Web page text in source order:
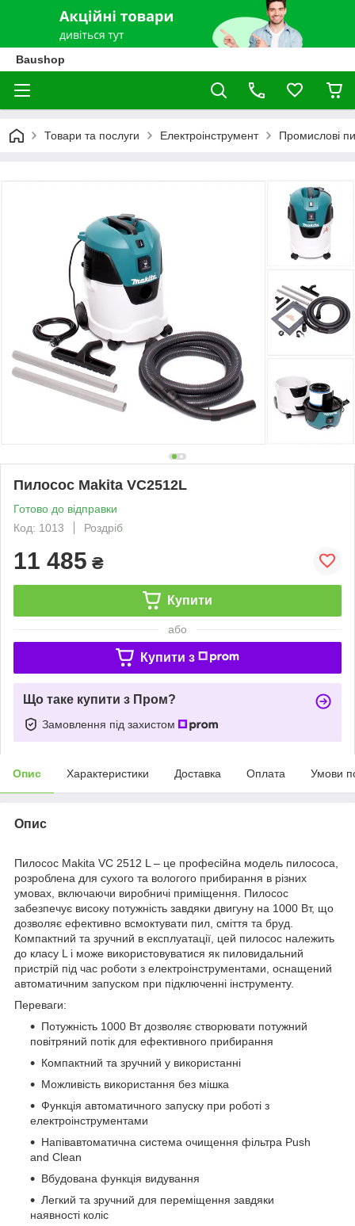
Baushop
Товари та послуги Електроінструмент Промислові
Пилосос Makita VC2512L
Готово до відправки
Код: 1013
Роздріб
11 485 ₴
Купити
або
Купити з
Що таке купити з Пром?
Замовлення під захистом
Опис Характеристики Доставка Оплата Умови
Опис
Пилосос Makita VC 2512 L – це професійна модель пилососа,
розроблена для сухого та вологого прибирання в різних
умовах, включаючи виробничі приміщення. Пилосос
забезпечує високу потужність завдяки двигуну на 1000 Вт, що
дозволяє ефективно всмоктувати пил, сміття та бруд.
Компактний та зручний в експлуатації, цей пилосос належить
до класу L і може використовуватися як пиловидальний
пристрій під час роботи з електроінструментами, оснащений
автоматичним запуском при підключенні інструменту.
Переваги:
Потужність 1000 Вт дозволяє створювати потужний
повітряний потік для ефективного прибирання
Компактний та зручний у використанні
Можливість використання без мішка
Функція автоматичного запуску при роботі з
електроінструментами
Напівавтоматична система очищення фільтра Push
and Clean
Вбудована функція видування
Легкий та зручний для переміщення завдяки
наявності коліс